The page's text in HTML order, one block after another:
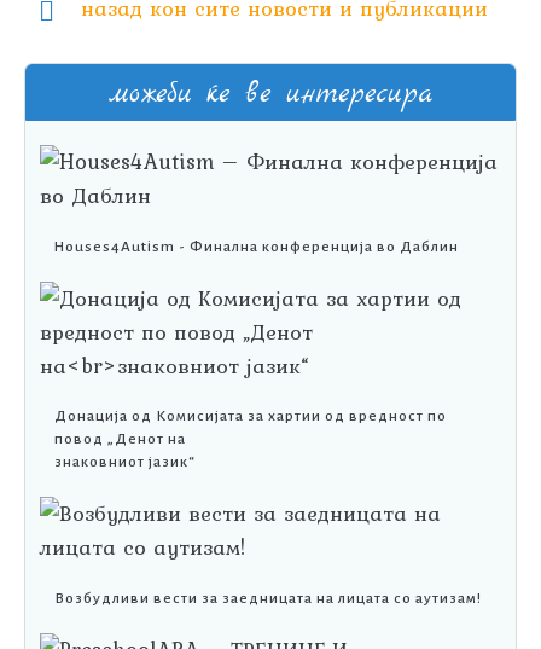
назад кон сите новости и публикации
можеби ќе ве интересира
Houses4Autism - Финална конференција во Даблин
Донација од Комисијата за хартии од вредност по
повод „Денот на
знаковниот јазик“
Возбудливи вести за заедницата на лицата со аутизам!